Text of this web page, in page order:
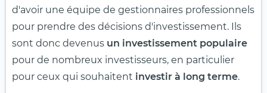
d'avoir une équipe de gestionnaires professionnels
pour prendre des décisions d'investissement. Ils
sont donc devenus un investissement populaire
pour de nombreux investisseurs, en particulier
pour ceux qui souhaitent investir à long terme.